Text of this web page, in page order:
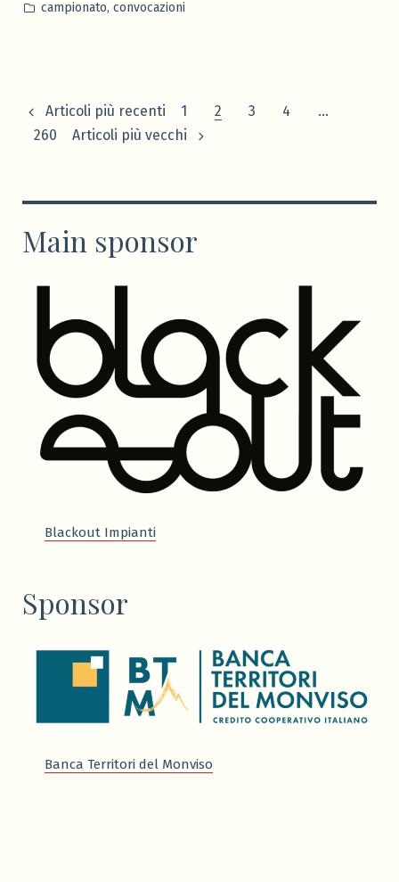
da
Pubblicato
campionato, convocazioni
Paginazione
degli
Articoli più recenti 1 2 3 4
…
260
Articoli più vecchi
Main sponsor
Blackout Impianti
Sponsor
Banca Territori del Monviso